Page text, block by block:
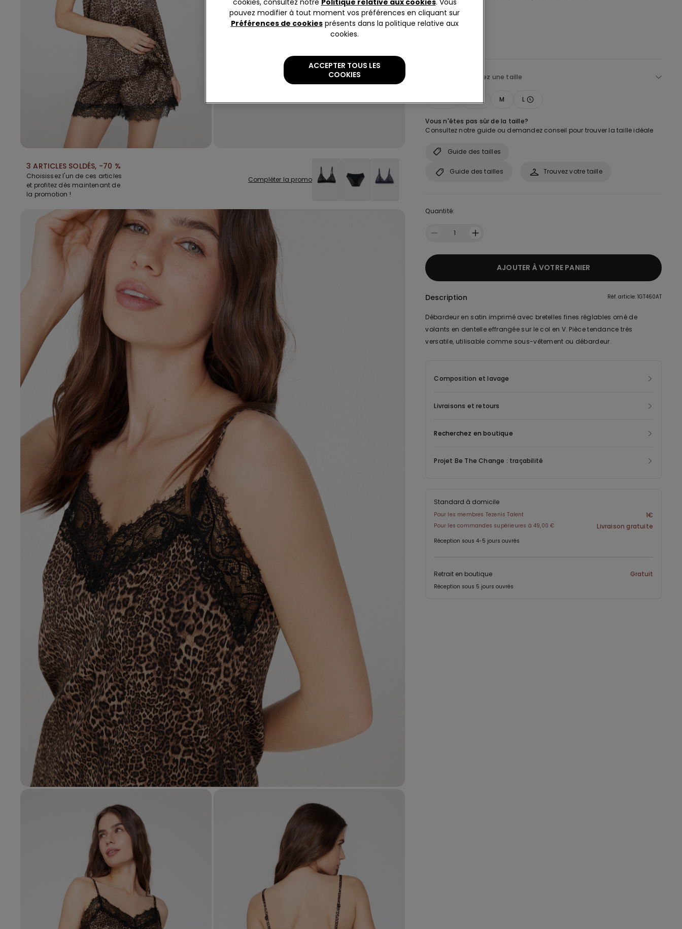
3 ARTICLES SOLDÉS, -70 %
Choisissez l'un de ces articles
et profitez dès maintenant de
la promotion !
Compléter la promo
Sélectionnez une taille
M L
Vous n'êtes pas sûr de la taille?
Consultez notre guide ou demandez conseil pour trouver la taille idéale
Guide des tailles
Trouvez votre taille
Guide des tailles
Quantité:
1
AJOUTER À VOTRE PANIER
Description Réf. article: 1GT460AT
Débardeur en satin imprimé avec bretelles fines réglables orné de
volants en dentelle effrangée sur le col en V. Pièce tendance très
versatile, utilisable comme sous-vêtement ou débardeur.
Composition et lavage
Livraisons et retours
Recherchez en boutique
Projet Be The Change : traçabilité
Standard à domicile
Pour les membres Tezenis Talent 1€
Pour les commandes supérieures à 49,00 € Livraison gratuite
Réception sous 4-5 jours ouvrés
Retrait en boutique Gratuit
Réception sous 5 jours ouvrés
cookies, consultez notre Politique relative aux cookies. Vous
pouvez modifier à tout moment vos préférences en cliquant sur
Préférences de cookiesprésents dans la politique relative aux
cookies.
ACCEPTER TOUS LES
COOKIES